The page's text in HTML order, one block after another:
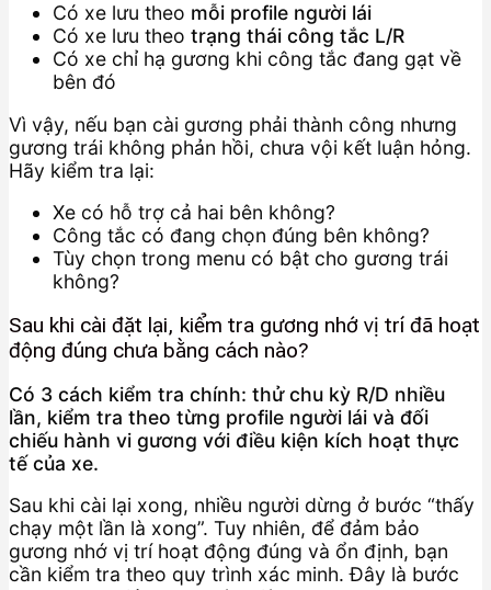
Có xe lưu theo mỗi profile người lái
Có xe lưu theo trạng thái công tắc L/R
Có xe chỉ hạ gương khi công tắc đang gạt về
bên đó
Vì vậy, nếu bạn cài gương phải thành công nhưng
gương trái không phản hồi, chưa vội kết luận hỏng.
Hãy kiểm tra lại:
Xe có hỗ trợ cả hai bên không?
Công tắc có đang chọn đúng bên không?
Tùy chọn trong menu có bật cho gương trái
không?
Sau khi cài đặt lại, kiểm tra gương nhớ vị trí đã hoạt
động đúng chưa bằng cách nào?
Có 3 cách kiểm tra chính: thử chu kỳ R/D nhiều
lần, kiểm tra theo từng profile người lái và đối
chiếu hành vi gương với điều kiện kích hoạt thực
tế của xe.
Sau khi cài lại xong, nhiều người dừng ở bước “thấy
chạy một lần là xong”. Tuy nhiên, để đảm bảo
gương nhớ vị trí hoạt động đúng và ổn định, bạn
cần kiểm tra theo quy trình xác minh. Đây là bước